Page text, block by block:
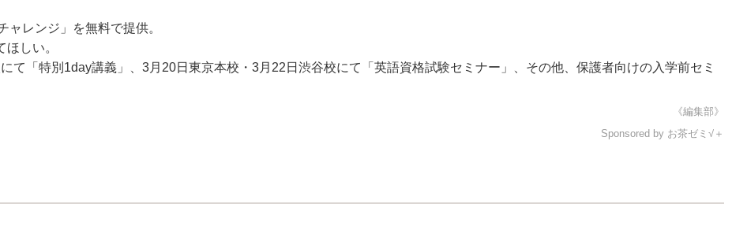
レンジ」を無料で提供。
しい。
「特別1day講義」、3月20日東京本校・3月22日渋谷校にて「英語資格試験セミナー」、その他、保護者向けの入学前セミ
《編集部》
Sponsored by お茶ゼミ√＋